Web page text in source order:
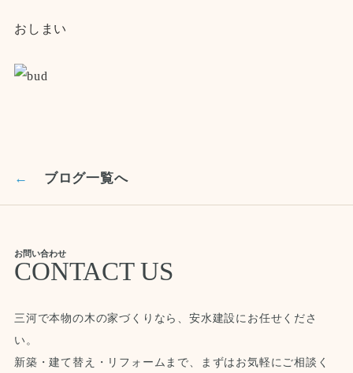
おしまい
← ブログ一覧へ
お問い合わせ
CONTACT US
三河で本物の木の家づくりなら、安水建設にお任せくださ
い。
新築・建て替え・リフォームまで、まずはお気軽にご相談く